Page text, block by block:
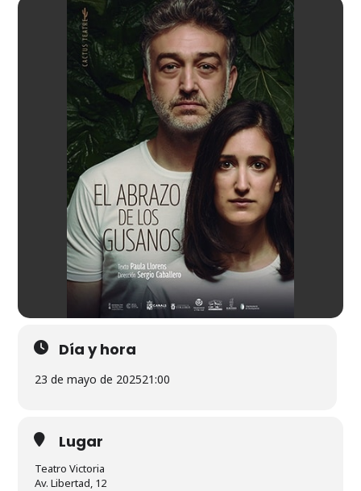
Día y hora
23 de mayo de 202521:00
Lugar
Teatro Victoria
Av. Libertad, 12